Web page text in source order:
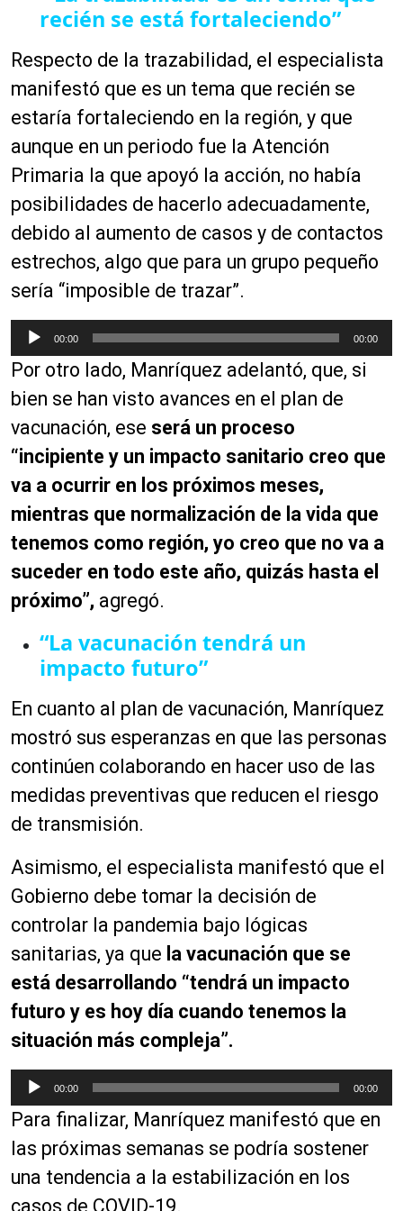
d
u
t
o
r
e
a
u
i
o
recién se está fortaleciendo”
Respecto de la trazabilidad, el especialista
manifestó que es un tema que recién se
estaría fortaleciendo en la región, y que
aunque en un periodo fue la Atención
Primaria la que apoyó la acción, no había
posibilidades de hacerlo adecuadamente,
debido al aumento de casos y de contactos
estrechos, algo que para un grupo pequeño
sería “imposible de trazar”.
e
p
r
d
u
c
o
r
d
a
o
00:00 00:00
Por otro lado, Manríquez adelantó, que, si
bien se han visto avances en el plan de
vacunación, ese será un proceso
“incipiente y un impacto sanitario creo que
va a ocurrir en los próximos meses,
mientras que normalización de la vida que
tenemos como región, yo creo que no va a
suceder en todo este año, quizás hasta el
próximo”, agregó.
“La vacunación tendrá un
impacto futuro”
En cuanto al plan de vacunación, Manríquez
mostró sus esperanzas en que las personas
continúen colaborando en hacer uso de las
medidas preventivas que reducen el riesgo
de transmisión.
Asimismo, el especialista manifestó que el
Gobierno debe tomar la decisión de
controlar la pandemia bajo lógicas
sanitarias, ya que la vacunación que se
está desarrollando “tendrá un impacto
futuro y es hoy día cuando tenemos la
situación más compleja”.
e
p
r
d
00:00 00:00
Para finalizar, Manríquez manifestó que en
las próximas semanas se podría sostener
una tendencia a la estabilización en los
casos de COVID-19.